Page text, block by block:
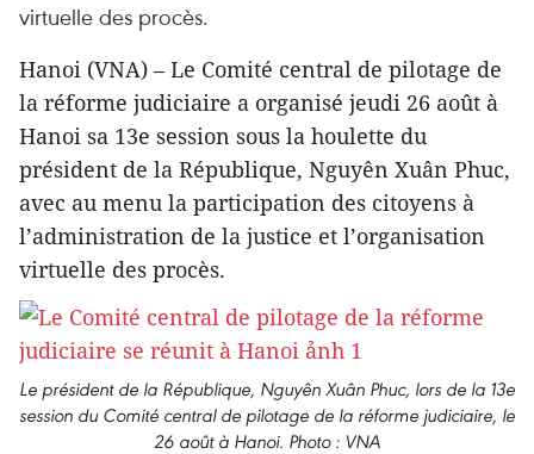
virtuelle des procès.
Hanoi (VNA) – Le Comité central de pilotage de
la réforme judiciaire a organisé jeudi 26 août à
Hanoi sa 13e session sous la houlette du
président de la République, Nguyên Xuân Phuc,
avec au menu la participation des citoyens à
l’administration de la justice et l’organisation
virtuelle des procès.
Le président de la République, Nguyên Xuân Phuc, lors de la 13e
session du Comité central de pilotage de la réforme judiciaire, le
26 août à Hanoi. Photo : VNA